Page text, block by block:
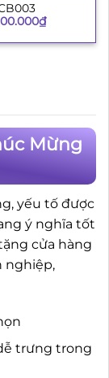
₫
Mừng
yếu tố được
ý nghĩa tốt
cửa hàng
nghiệp,
trưng trong